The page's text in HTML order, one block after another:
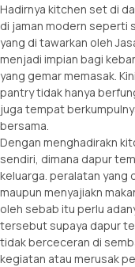
Hadirnya kitchen set di
di jaman modern seperti
yang di tawarkan oleh
menjadi impian bagi
yang gemar memasak.
pantry tidak hanya
juga tempat
bersama.
Dengan menghadirakn
sendiri, dimana dapur
keluarga. peralatan yang
maupun menyajiakn
oleh sebab itu perlu
tersebut supaya dapur
tidak berceceran di
kegiatan atau merusak